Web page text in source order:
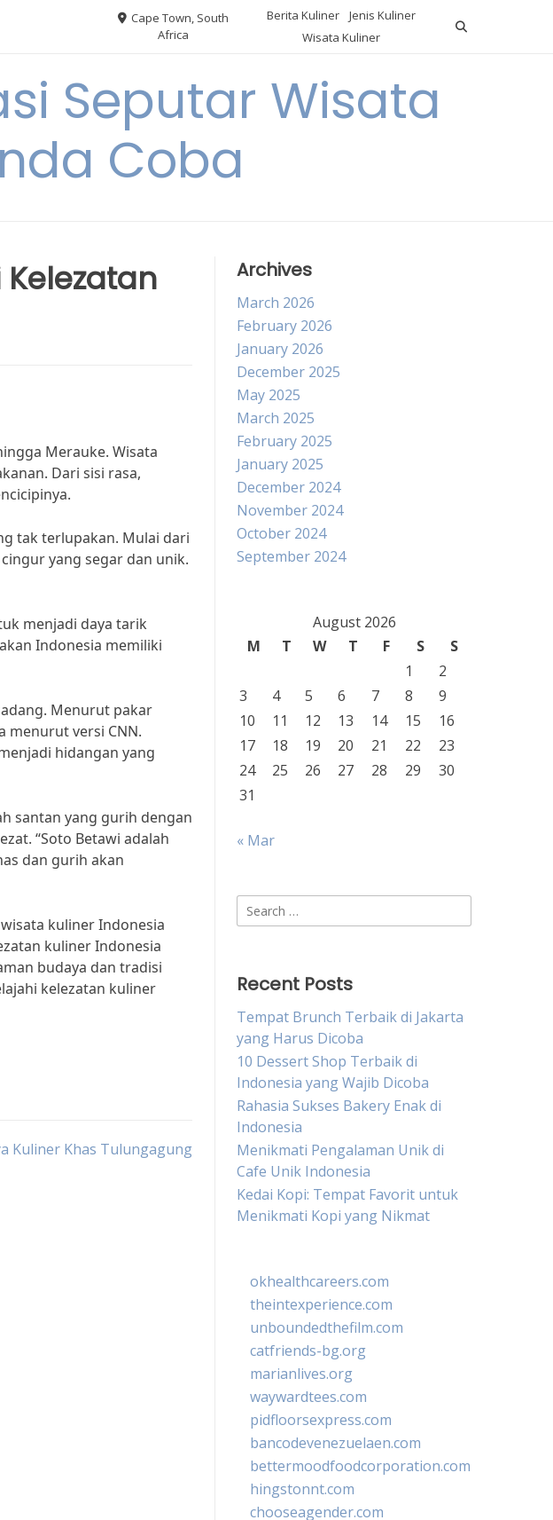
Cape Town, South
Africa
Berita Kuliner
Jenis Kuliner
Wisata Kuliner
Seputar Wisata
Coba
Merauke. Wisata
Dari sisi rasa,
tak terlupakan. Mulai dari
yang segar dan unik.
menjadi daya tarik
Indonesia memiliki
Menurut pakar
menurut versi CNN.
hidangan yang
santan yang gurih dengan
“Soto Betawi adalah
dan gurih akan
kuliner Indonesia
kuliner Indonesia
budaya dan tradisi
kelezatan kuliner
Kuliner Khas Tulungagung
Archives
March 2026
February 2026
January 2026
December 2025
May 2025
March 2025
February 2025
January 2025
December 2024
November 2024
October 2024
September 2024
August 2026
M
T W T F S
S
1
2
3
4 5 6 7 8
9
10
11 12 13 14 15
16
17
18 19 20 21 22
23
24
25 26 27 28 29
30
31
« Mar
Search
for:
Recent Posts
Tempat Brunch Terbaik di Jakarta
yang Harus Dicoba
10 Dessert Shop Terbaik di
Indonesia yang Wajib Dicoba
Rahasia Sukses Bakery Enak di
Indonesia
Menikmati Pengalaman Unik di
Cafe Unik Indonesia
Kedai Kopi: Tempat Favorit untuk
Menikmati Kopi yang Nikmat
okhealthcareers.com
theintexperience.com
unboundedthefilm.com
catfriends-bg.org
marianlives.org
waywardtees.com
pidfloorsexpress.com
bancodevenezuelaen.com
bettermoodfoodcorporation.com
hingstonnt.com
chooseagender.com